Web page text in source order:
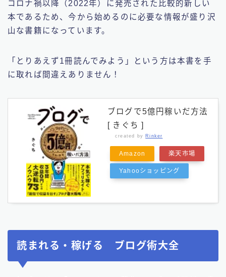
コロナ禍以降（2022年）に発売された比較的新しい
本であるため、今から始めるのに必要な情報が盛り沢
山な書籍になっています。
「とりあえず1冊読んでみよう」という方は本書を手
に取れば間違えありません！
ブログで5億円稼いだ方法
[ きぐち ]
created by Rinker
Amazon 楽天市場
Yahooショッピング
読まれる・稼げる ブログ術大全